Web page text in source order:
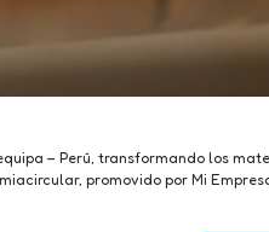
– Perú, transformando los
promovido por Mi